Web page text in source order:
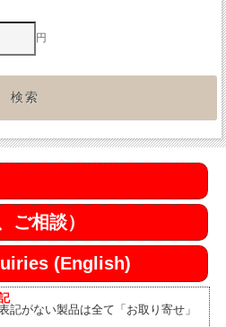
円
ご相談）
(English)
記がない製品は全て「お取り寄せ」